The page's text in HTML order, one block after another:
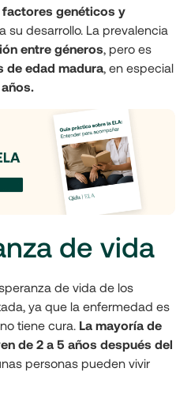
genéticos y
su desarrollo. La prevalencia
entre géneros , pero es
de edad madura , en especial
de vida
de vida de los
ya que la enfermedad es
tiene cura. La mayoría de
de 2 a 5 años después del
personas pueden vivir